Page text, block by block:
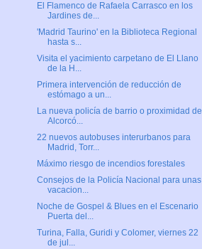
El Flamenco de Rafaela Carrasco en los
Jardines de...
'Madrid Taurino' en la Biblioteca Regional
hasta s...
Visita el yacimiento carpetano de El Llano
de la H...
Primera intervención de reducción de
estómago a un...
La nueva policía de barrio o proximidad de
Alcorcó...
22 nuevos autobuses interurbanos para
Madrid, Torr...
Máximo riesgo de incendios forestales
Consejos de la Policía Nacional para unas
vacacion...
Noche de Gospel & Blues en el Escenario
Puerta del...
Turina, Falla, Guridi y Colomer, viernes 22
de jul...